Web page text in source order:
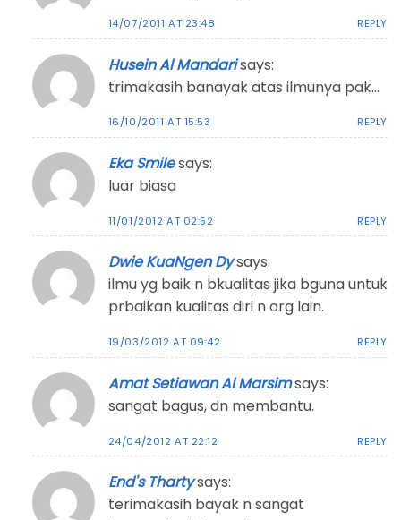
14/07/2011 AT 23:48 REPLY
Husein Al Mandarisays:
trimakasih banayak atas ilmunya pak…
16/10/2011 AT 15:53 REPLY
Eka Smilesays:
luar biasa
11/01/2012 AT 02:52 REPLY
Dwie KuaNgen Dysays:
ilmu yg baik n bkualitas jika bguna untuk
prbaikan kualitas diri n org lain.
19/03/2012 AT 09:42 REPLY
Amat Setiawan Al Marsimsays:
sangat bagus, dn membantu.
24/04/2012 AT 22:12 REPLY
End's Thartysays:
terimakasih bayak n sangat